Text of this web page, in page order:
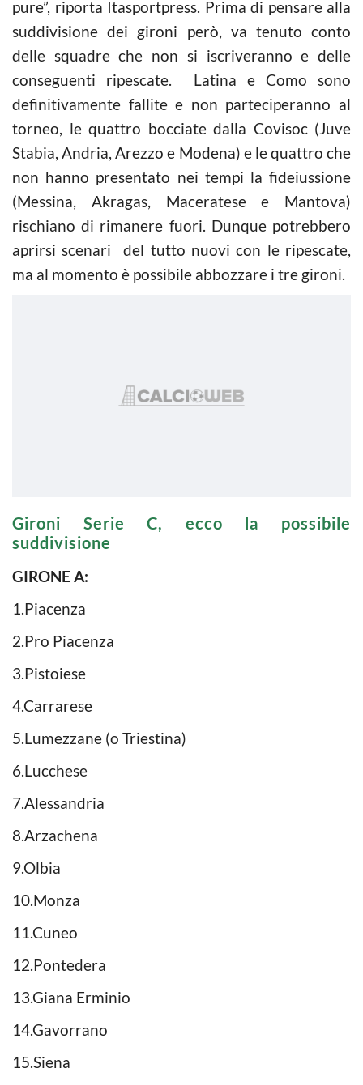
pure”, riporta Itasportpress. Prima di pensare alla
suddivisione dei gironi però, va tenuto conto
delle squadre che non si iscriveranno e delle
conseguenti ripescate. Latina e Como sono
definitivamente fallite e non parteciperanno al
torneo, le quattro bocciate dalla Covisoc (Juve
Stabia, Andria, Arezzo e Modena) e le quattro che
non hanno presentato nei tempi la fideiussione
(Messina, Akragas, Maceratese e Mantova)
rischiano di rimanere fuori. Dunque potrebbero
aprirsi scenari del tutto nuovi con le ripescate,
ma al momento è possibile abbozzare i tre gironi.
Gironi Serie C, ecco la possibile
suddivisione
GIRONE A:
1.Piacenza
2.Pro Piacenza
3.Pistoiese
4.Carrarese
5.Lumezzane (o Triestina)
6.Lucchese
7.Alessandria
8.Arzachena
9.Olbia
10.Monza
11.Cuneo
12.Pontedera
13.Giana Erminio
14.Gavorrano
15.Siena